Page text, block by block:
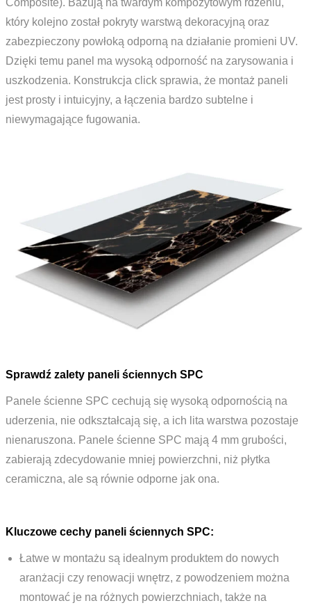
który kolejno został pokryty warstwą dekoracyjną oraz
zabezpieczony powłoką odporną na działanie promieni UV.
Dzięki temu panel ma wysoką odporność na zarysowania i
uszkodzenia. Konstrukcja click sprawia, że montaż paneli
jest prosty i intuicyjny, a łączenia bardzo subtelne i
niewymagające fugowania.
Sprawdź zalety paneli ściennych SPC
Panele ścienne SPC cechują się wysoką odpornością na
uderzenia, nie odkształcają się, a ich lita warstwa pozostaje
nienaruszona. Panele ścienne SPC mają 4 mm grubości,
zabierają zdecydowanie mniej powierzchni, niż płytka
ceramiczna, ale są równie odporne jak ona.
Kluczowe cechy paneli ściennych SPC:
Łatwe w montażu są idealnym produktem do nowych
aranżacji czy renowacji wnętrz, z powodzeniem można
montować je na różnych powierzchniach, także na